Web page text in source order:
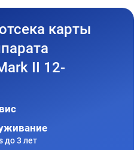
карты
II 12-
до 3 лет